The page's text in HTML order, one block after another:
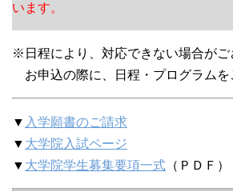
います。
※日程により、対応できない場合がご
お申込の際に、日程・プログラムを
▼ 入学願書のご請求
▼ 大学院入試ページ
▼ 大学院学生募集要項一式 （ＰＤＦ）